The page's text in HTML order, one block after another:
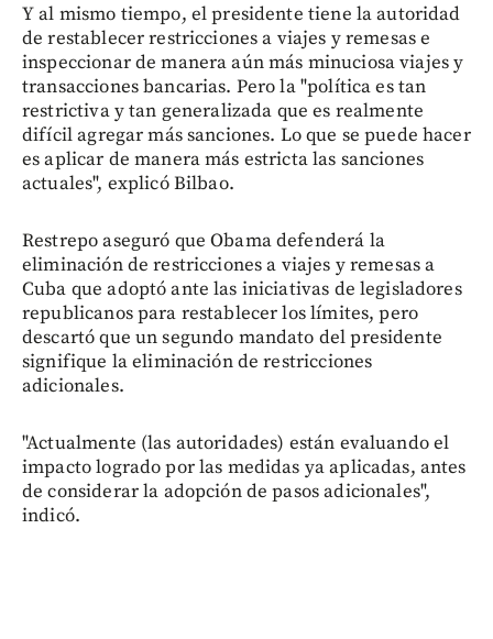
Y al mismo tiempo, el presidente tiene la autoridad
de restablecer restricciones a viajes y remesas e
inspeccionar de manera aún más minuciosa viajes y
transacciones bancarias. Pero la "política es tan
restrictiva y tan generalizada que es realmente
difícil agregar más sanciones. Lo que se puede hacer
es aplicar de manera más estricta las sanciones
actuales", explicó Bilbao.
Restrepo aseguró que Obama defenderá la
eliminación de restricciones a viajes y remesas a
Cuba que adoptó ante las iniciativas de legisladores
republicanos para restablecer los límites, pero
descartó que un segundo mandato del presidente
signifique la eliminación de restricciones
adicionales.
"Actualmente (las autoridades) están evaluando el
impacto logrado por las medidas ya aplicadas, antes
de considerar la adopción de pasos adicionales",
indicó.